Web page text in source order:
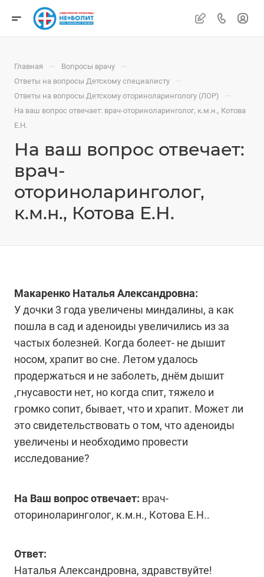
Главная — Вопросы врачу —
Ответы на вопросы Детскому специалисту —
Ответы на вопросы Детскому оториноларингологу (ЛОР) —
На ваш вопрос отвечает: врач-оториноларинголог, к.м.н., Котова
Е.Н.
На ваш вопрос отвечает:
врач-
оториноларинголог,
к.м.н., Котова Е.Н.
Макаренко Наталья Александровна:
У дочки 3 года увеличены миндалины, а как
пошла в сад и аденоиды увеличились из за
частых болезней. Когда болеет- не дышит
носом, храпит во сне. Летом удалось
продержаться и не заболеть, днём дышит
,гнусавости нет, но когда спит, тяжело и
громко сопит, бывает, что и храпит. Может ли
это свидетельствовать о том, что аденоиды
увеличены и необходимо провести
исследование?
На Ваш вопрос отвечает: врач-
оториноларинголог, к.м.н., Котова Е.Н..
Ответ:
Наталья Александровна, здравствуйте!